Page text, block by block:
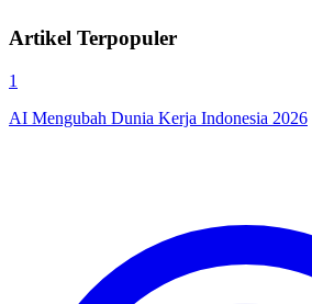
Artikel Terpopuler
1
AI Mengubah Dunia Kerja Indonesia 2026